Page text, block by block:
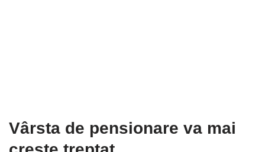
Vârsta de pensionare va mai